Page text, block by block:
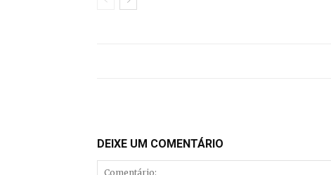
DEIXE UM COMENTÁRIO